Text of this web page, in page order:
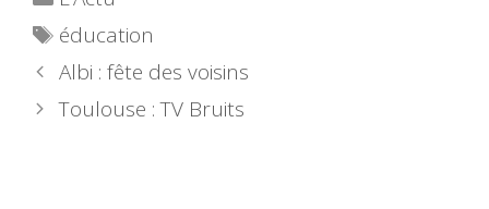
Étiquettes
éducation
Albi : fête des voisins
Toulouse : TV Bruits